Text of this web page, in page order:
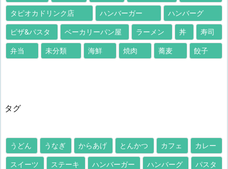
タピオカドリンク店 ハンバーガー ハンバーグ
ピザ&パスタ ベーカリーパン屋 ラーメン 丼 寿司
弁当 未分類 海鮮 焼肉 蕎麦 餃子
タグ
うどん うなぎ からあげ とんかつ カフェ カレー
スイーツ ステーキ ハンバーガー ハンバーグ パスタ